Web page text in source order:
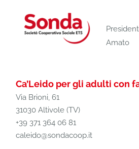
Amato
Ca’Leido per gli adulti con
Via Brioni, 61
31030 Altivole (TV)
+39 371 364 06 81
caleido@sondacoop.it